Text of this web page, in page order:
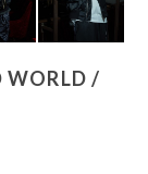
WORLD /